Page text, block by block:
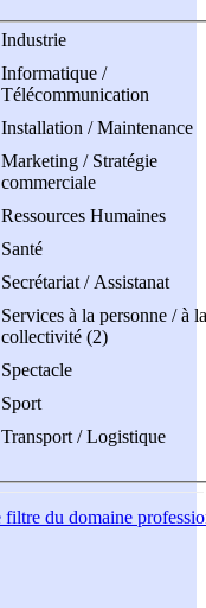
Industrie
Informatique /
Télécommunication
Installation / Maintenance
Marketing / Stratégie
commerciale
Ressources Humaines
Santé
Secrétariat / Assistanat
Services à la personne / à la
collectivité (2)
Spectacle
Sport
Transport / Logistique
du domaine